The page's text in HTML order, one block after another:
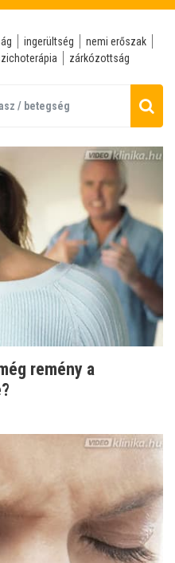
ingerültség
nemi erőszak
zárkózottság
remény a